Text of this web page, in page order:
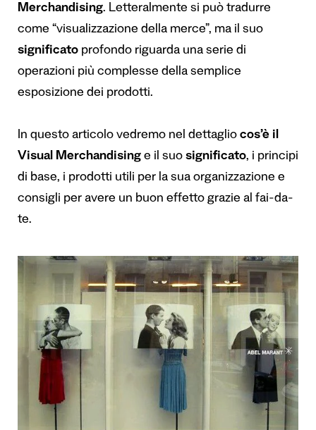
Merchandising. Letteralmente si può tradurre
come “visualizzazione della merce”, ma il suo
significato profondo riguarda una serie di
operazioni più complesse della semplice
esposizione dei prodotti.
In questo articolo vedremo nel dettaglio cos’è il
Visual Merchandising e il suo significato, i principi
di base, i prodotti utili per la sua organizzazione e
consigli per avere un buon effetto grazie al fai-da-
te.